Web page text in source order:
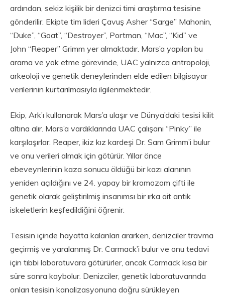
ardından, sekiz kişilik bir denizci timi araştırma tesisine
gönderilir. Ekipte tim lideri Çavuş Asher “Sarge” Mahonin,
“Duke”, “Goat”, “Destroyer”, Portman, “Mac”, “Kid” ve
John “Reaper” Grimm yer almaktadır. Mars’a yapılan bu
arama ve yok etme görevinde, UAC yalnızca antropoloji,
arkeoloji ve genetik deneylerinden elde edilen bilgisayar
verilerinin kurtarılmasıyla ilgilenmektedir.
Ekip, Ark’ı kullanarak Mars’a ulaşır ve Dünya’daki tesisi kilit
altına alır. Mars’a vardıklarında UAC çalışanı “Pinky” ile
karşılaşırlar. Reaper, ikiz kız kardeşi Dr. Sam Grimm’i bulur
ve onu verileri almak için götürür. Yıllar önce
ebeveynlerinin kaza sonucu öldüğü bir kazı alanının
yeniden açıldığını ve 24. yapay bir kromozom çifti ile
genetik olarak geliştirilmiş insanımsı bir ırka ait antik
iskeletlerin keşfedildiğini öğrenir.
Tesisin içinde hayatta kalanları ararken, denizciler travma
geçirmiş ve yaralanmış Dr. Carmack’i bulur ve onu tedavi
için tıbbi laboratuvara götürürler, ancak Carmack kısa bir
süre sonra kaybolur. Denizciler, genetik laboratuvarında
onları tesisin kanalizasyonuna doğru sürükleyen